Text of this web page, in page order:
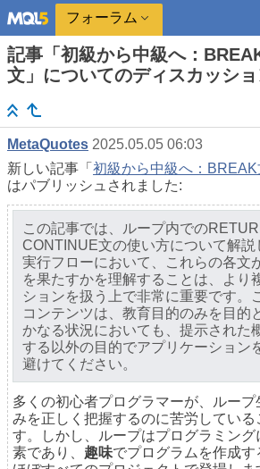
フォーラム
記事「初級から中級へ：
文」についてのディスカッショ
MetaQuotes 2025.05.05 06:03
新しい記事「 初級から中級へ：
はパブリッシュされました:
この記事では、ループ内での
CONTINUE文の使い方について解
実行フローにおいて、これらの各文
を果たすかを理解することは、より
ションを扱う上で非常に重要です。
コンテンツは、教育目的のみを目的
かなる状況においても、提示された
する以外の目的でアプリケーション
避けてください。
多くの初心者プログラマーが、ループ
みを正しく把握するのに苦労している
す。しかし、ループはプログラミン
素であり、 趣味でプログラムを作成す